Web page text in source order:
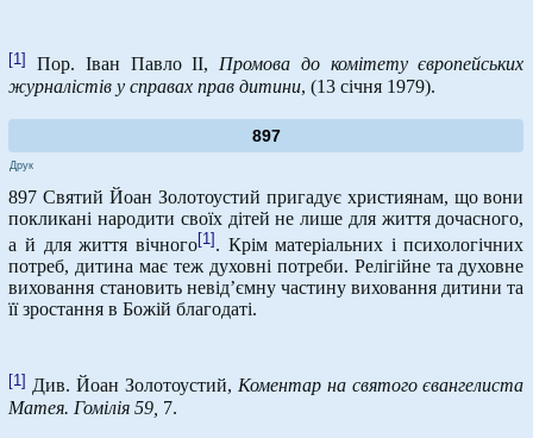
[1] Пор. Іван Павло ІІ,Промова до комітету європейських
журналістів у справах прав дитини, (13 січня 1979).
897
Друк
897 Святий Йоан Золотоустий пригадує християнам, що вони
покликані народити своїх дітей не лише для життя дочасного,
а й для життя вічного[1] . Крім матеріальних і психологічних
потреб, дитина має теж духовні потреби. Релігійне та духовне
виховання становить невід’ємну частину виховання дитини та
її зростання в Божій благодаті.
[1] Див. Йоан Золотоустий, Коментар на святого євангелиста
Матея. Гомілія 59, 7.